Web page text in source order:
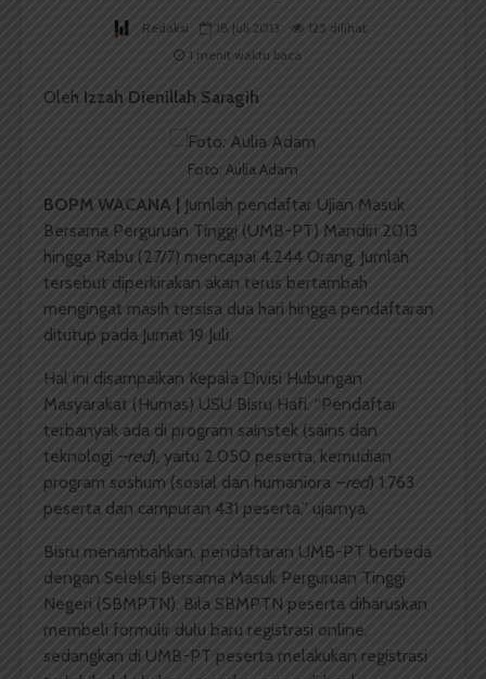
Redaksi 18 Juli 2013
125 dilihat
1 menit waktu baca
Oleh Izzah Dienillah Saragih
Foto: Aulia Adam
BOPM WACANA |
Jumlah pendaftar Ujian Masuk
Bersama Perguruan Tinggi (UMB-PT) Mandiri 2013
hingga Rabu (27/7) mencapai 4.244 Orang. Jumlah
tersebut diperkirakan akan terus bertambah
mengingat masih tersisa dua hari hingga pendaftaran
ditutup pada Jumat 19 Juli.
Hal ini disampaikan Kepala Divisi Hubungan
Masyarakat (Humas) USU Bisru Hafi. “Pendaftar
terbanyak ada di program sainstek (sains dan
teknologi –red), yaitu 2.050 peserta, kemudian
program soshum (sosial dan humaniora –red) 1.763
peserta dan campuran 431 peserta,” ujarnya.
Bisru menambahkan, pendaftaran UMB-PT berbeda
dengan Seleksi Bersama Masuk Perguruan Tinggi
Negeri (SBMPTN). Bila SBMPTN peserta diharuskan
membeli formulir dulu baru registrasi online,
sedangkan di UMB-PT peserta melakukan registrasi